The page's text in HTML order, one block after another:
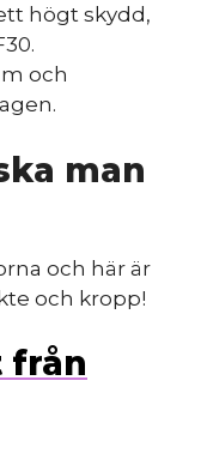
högt skydd,
och
man
och här är
och kropp!
från